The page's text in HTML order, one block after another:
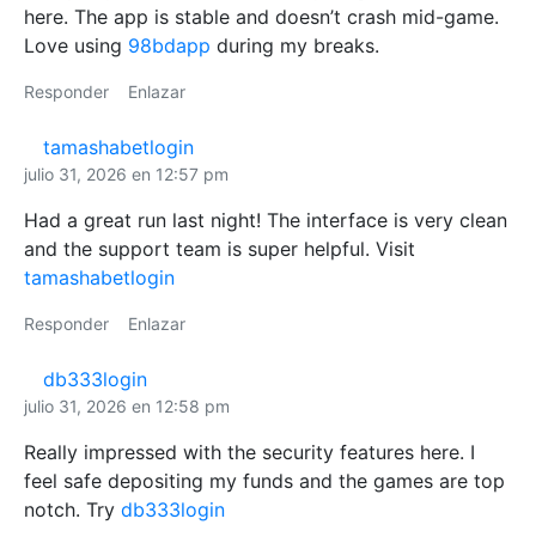
here. The app is stable and doesn’t crash mid-game.
Love using 98bdapp during my breaks.
Responder Enlazar
tamashabetlogin
julio 31, 2026 en 12:57 pm
Had a great run last night! The interface is very clean
and the support team is super helpful. Visit
tamashabetlogin
Responder Enlazar
db333login
julio 31, 2026 en 12:58 pm
Really impressed with the security features here. I
feel safe depositing my funds and the games are top
notch. Try db333login